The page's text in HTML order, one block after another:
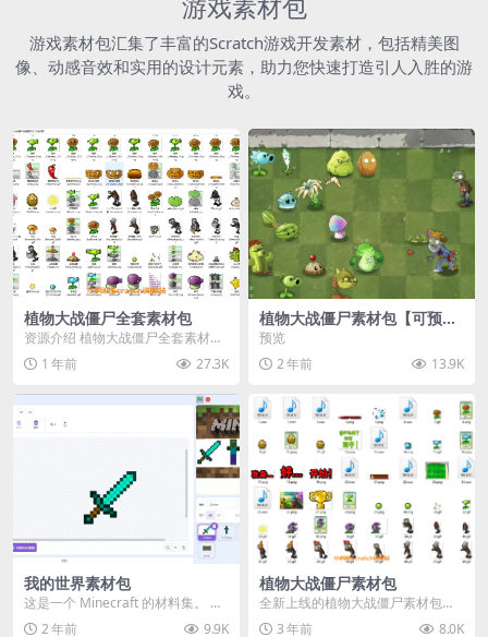
游戏素材包
游戏素材包汇集了丰富的Scratch游戏开发素材，包括精美图
像、动感音效和实用的设计元素，助力您快速打造引人入胜的游
戏。
植物大战僵尸全套素材包
资源介绍 植物大战僵尸全套素材
包，包含227个丰富多样的素材，
涵盖角色、背景、动...
1 年前 27.3K
植物大战僵尸素材包【可预
览】
预览
2 年前
13.9K
我的世界素材包
这是一个 Minecraft 的材料集。 操
作方法如下： 工具 → 右箭头 怪物...
2 年前 9.9K
植物大战僵尸素材包
全新上线的植物大战僵尸素材包，
内含48个精选资源，涵盖角色、场
3 年前 8.0K